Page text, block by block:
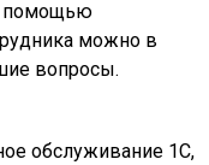
помощью
можно в
вопросы.
обслуживание 1С,